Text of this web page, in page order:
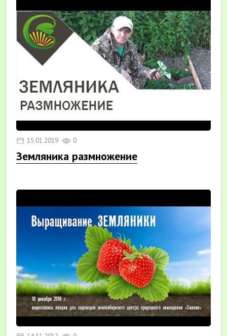
15.01.2019 0
Земляника размножение